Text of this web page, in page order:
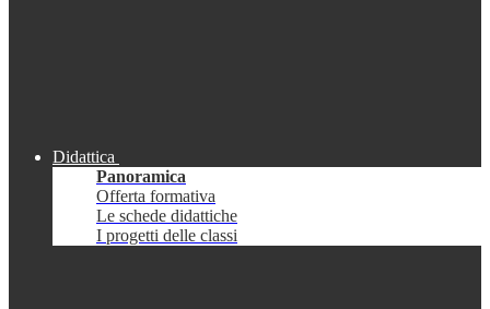
Didattica
Panoramica
Offerta formativa
Le schede didattiche
I progetti delle classi